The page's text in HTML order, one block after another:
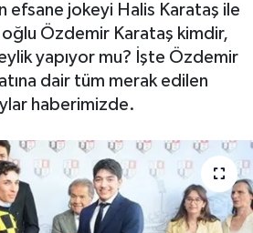
efsane jokeyi Halis Karataş ile
oğlu Özdemir Karataş kimdir,
yapıyor mu? İşte Özdemir
dair tüm merak edilen
haberimizde.